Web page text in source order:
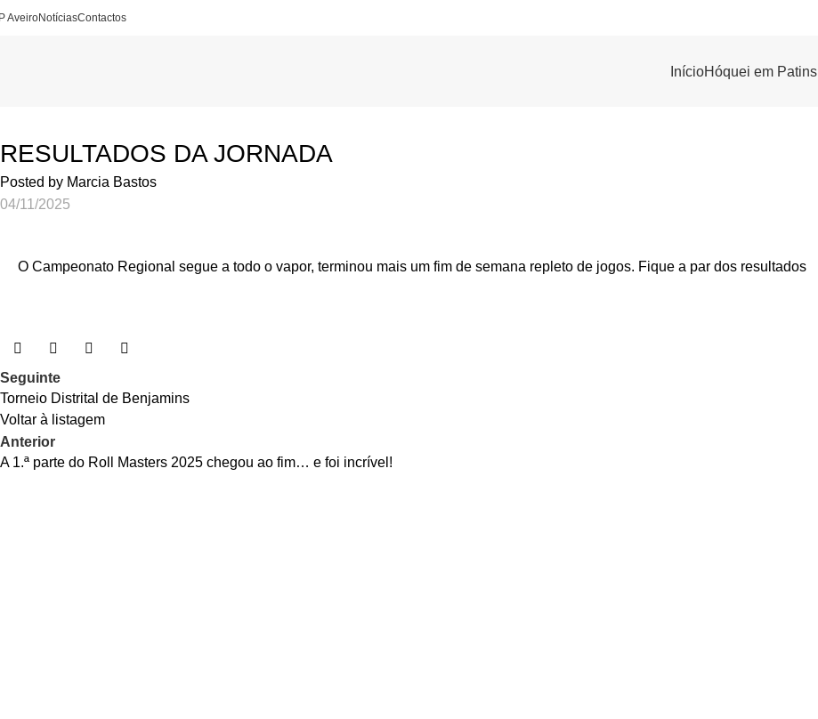
AveiroNotíciasContactos
InícioHóquei em Patins
RESULTADOS DA JORNADA
Posted by Marcia Bastos
04/11/2025
O Campeonato Regional segue a todo o vapor, terminou mais um fim de semana repleto de jogos. Fique a par dos resultados
Seguinte
Torneio Distrital de Benjamins
Voltar à listagem
Anterior
A 1.ª parte do Roll Masters 2025 chegou ao fim… e foi incrível!